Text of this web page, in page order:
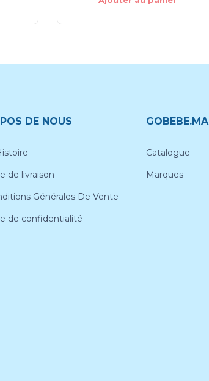
DE NOUS
de livraison
Générales De Vente
de confidentialité
GOBEBE.MA
Catalogue
Marques